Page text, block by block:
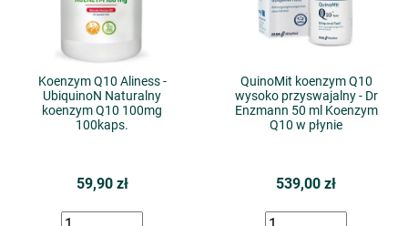
Koenzym Q10 Aliness -
UbiquinoN Naturalny
koenzym Q10 100mg
100kaps.
59,90 zł
QuinoMit koenzym Q10
wysoko przyswajalny - Dr
Enzmann 50 ml Koenzym
Q10 w płynie
539,00 zł